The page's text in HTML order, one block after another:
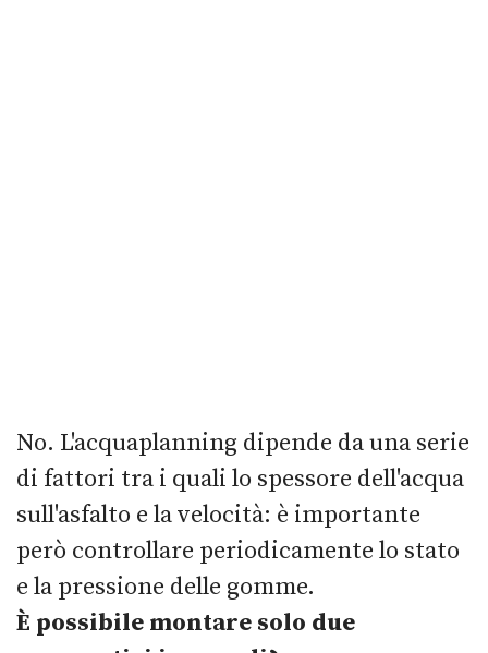
No. L'acquaplanning dipende da una serie
di fattori tra i quali lo spessore dell'acqua
sull'asfalto e la velocità: è importante
però controllare periodicamente lo stato
e la pressione delle gomme.
È possibile montare solo due